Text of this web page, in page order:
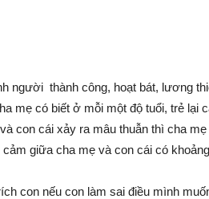
người thành công, hoạt bát, lương
mẹ có biết ở mỗi một độ tuổi, trẻ lại
con cái xảy ra mâu thuẫn thì cha mẹ
giữa cha mẹ và con cái có
con nếu con làm sai điều mình